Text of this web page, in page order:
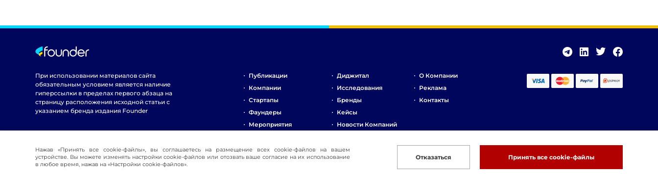
При использовании материалов сайта
обязательным условием является наличие
гиперссылки в пределах первого абзаца на
страницу расположения исходной статьи с
указанием бренда издания Founder
Публикации
Компании
Стартапы
Фаундеры
Мероприятия
Диджитал
Исследования
Бренды
Кейсы
Новости Компаний
Стартапы
О Компании
Реклама
Контакты
© 2016-2026 Founder
Нажав «Принять все cookie-файлы», вы соглашаетесь на размещение всех cookie-файлов на вашем
устройстве. Вы можете изменять настройки cookie-файлов или отозвать ваше согласие на их использование
в любое время, нажав на «Настройки cookie-файлов».
Отказаться Принять все cookie-файлы